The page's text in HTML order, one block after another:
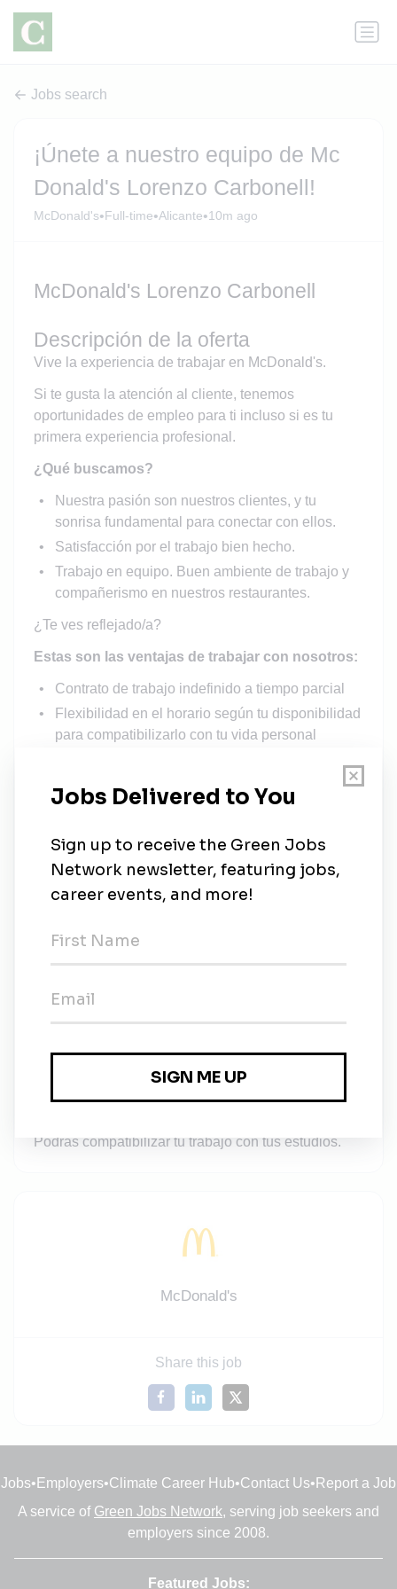
Jobs search
¡Únete a nuestro equipo de Mc
Donald's Lorenzo Carbonell!
McDonald's•Full-time•Alicante•10m ago
McDonald's Lorenzo Carbonell
Descripción de la oferta
Vive la experiencia de trabajar en McDonald's.
Si te gusta la atención al cliente, tenemos
oportunidades de empleo para ti incluso si es tu
primera experiencia profesional.
¿Qué buscamos?
Nuestra pasión son nuestros clientes, y tu
sonrisa fundamental para conectar con ellos.
Satisfacción por el trabajo bien hecho.
Trabajo en equipo. Buen ambiente de trabajo y
compañerismo en nuestros restaurantes.
¿Te ves reflejado/a?
Estas son las ventajas de trabajar con nosotros:
Contrato de trabajo indefinido a tiempo parcial
Flexibilidad en el horario según tu disponibilidad
para compatibilizarlo con tu vida personal
Oportunidades de ascenso y desarrollo. El 100%
de las promociones son internas.
las diferentes áreas del restaurante
Requisitos
trabajo en equipo.
Necesario disponibilidad para trabajar los fines
Podrás compatibilizar tu trabajo con tus estudios.
McDonald's
Share this job
Jobs• Employers•Climate Career Hub•Contact Us• Report a Job
A service of Green Jobs Network, serving job seekers and
employers since 2008.
Featured Jobs: